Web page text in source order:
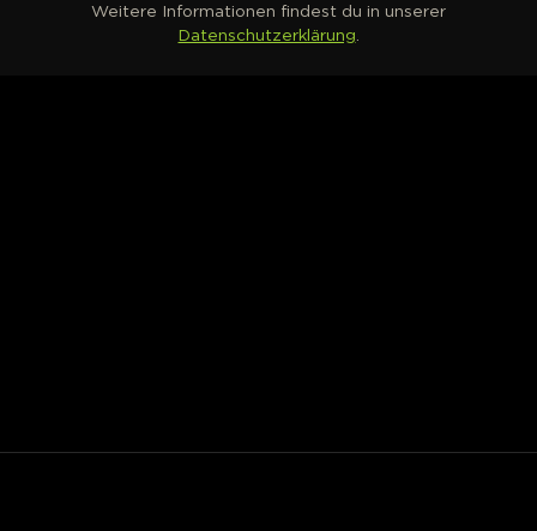
Kein Produkt definiert
Weitere Informationen findest du in unserer
Datenschutzerklärung